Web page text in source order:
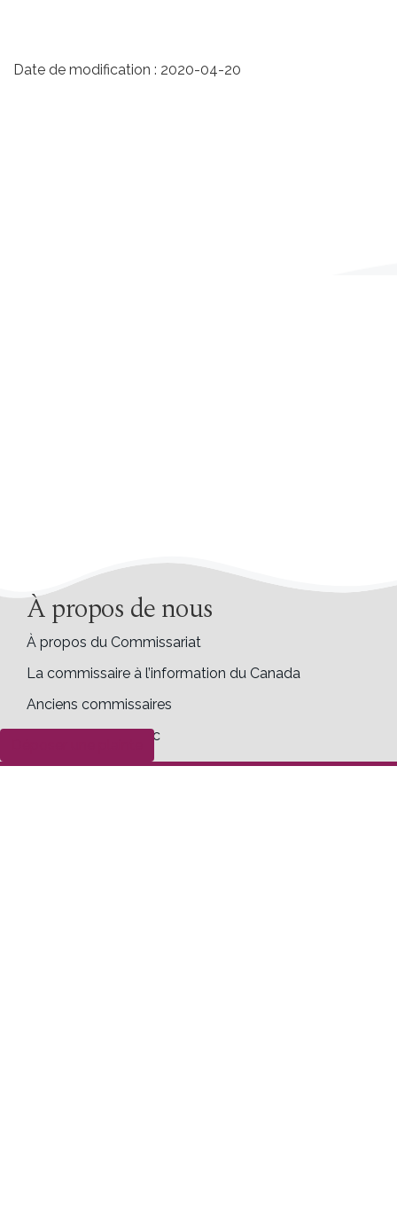
bas
Date de modification : 2020-04-20
À propos de nous
À propos du Commissariat
La commissaire à l’information du Canada
Anciens commissaires
Commissaire ad hoc
Accessibilité